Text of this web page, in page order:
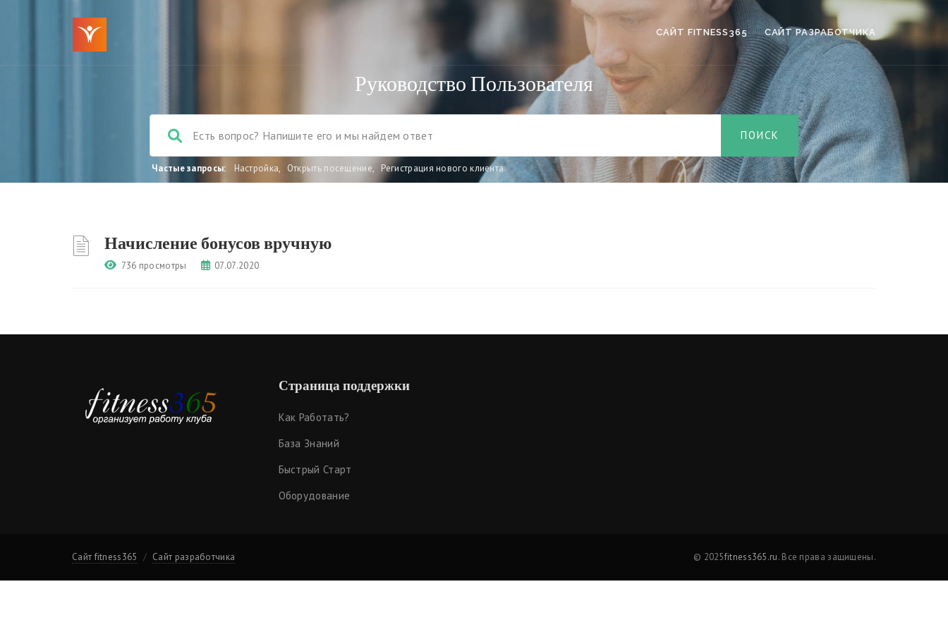
САЙТ FITNESS365 САЙТ РАЗРАБОТЧИКА
Руководство Пользователя
Частые запросы: Настройка, Открыть посещение, Регистрация нового клиента
Начисление бонусов вручную
736 просмотры 07.07.2020
Страница поддержки
Как Работать?
База Знаний
Быстрый Старт
Оборудование
Сайт fitness365 Сайт разработчика © 2025fitness365.ru. Все права защищены.